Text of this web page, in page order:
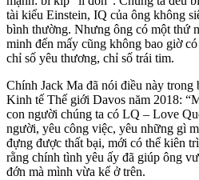
tài kiểu Einstein, IQ của ông không
bình thường. Nhưng ông có một thứ
minh đến mấy cũng không bao giờ
chỉ số yêu thương, chỉ số trái tim.
Chính Jack Ma đã nói điều này trong
Kinh tế Thế giới Davos năm 2018:
con người chúng ta có LQ – Love
người, yêu công việc, yêu những gì
đựng được thất bại, mới có thể kiên
rằng chính tình yêu ấy đã giúp ông
đớn mà mình vừa kể ở trên.